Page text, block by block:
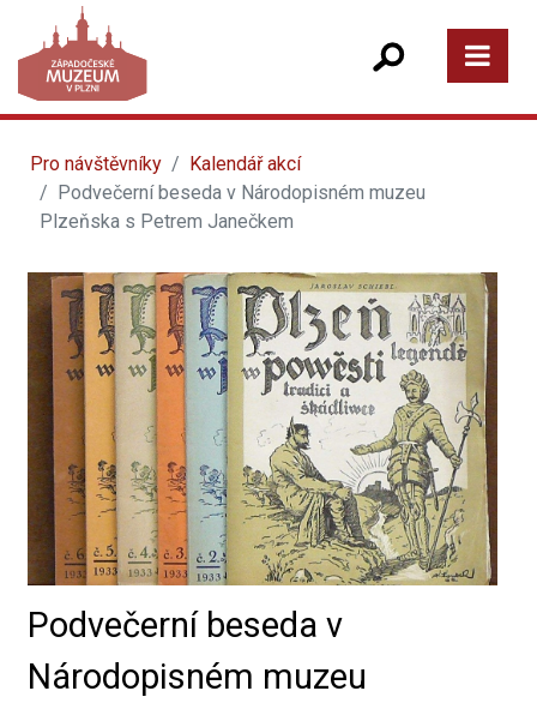
Pro návštěvníky
Kalendář akcí
Podvečerní beseda v Národopisném muzeu
Plzeňska s Petrem Janečkem
Podvečerní beseda v
Národopisném muzeu